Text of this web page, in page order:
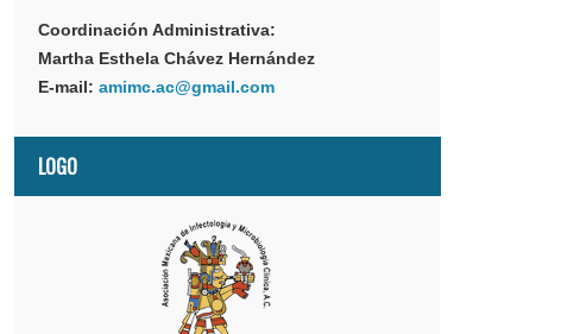
Coordinación Administrativa:
Martha Esthela Chávez Hernández
E-mail: amimc.ac@gmail.com
LOGO